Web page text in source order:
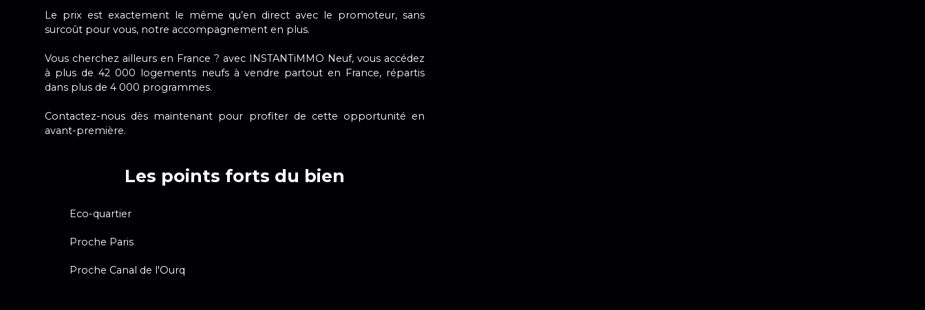
Le prix est exactement le même qu’en direct avec le promoteur, sans
surcoût pour vous, notre accompagnement en plus.
Vous cherchez ailleurs en France ? avec INSTANTiMMO Neuf, vous accédez
à plus de 42 000 logements neufs à vendre partout en France, répartis
dans plus de 4 000 programmes.
Contactez-nous dès maintenant pour profiter de cette opportunité en
avant-première.
Les points forts du bien
Eco-quartier
Proche Paris
Proche Canal de l'Ourq